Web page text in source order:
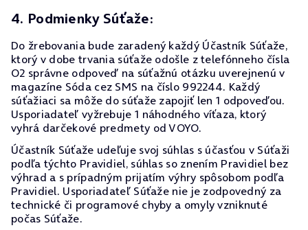
4. Podmienky Súťaže:
Do žrebovania bude zaradený každý Účastník Súťaže,
ktorý v dobe trvania súťaže odošle z telefónneho čísla
O2 správne odpoveď na súťažnú otázku uverejnenú v
magazíne Sóda cez SMS na číslo 992244. Každý
súťažiaci sa môže do súťaže zapojiť len 1 odpoveďou.
Usporiadateľ vyžrebuje 1 náhodného víťaza, ktorý
vyhrá darčekové predmety od VOYO.
Účastník Súťaže udeľuje svoj súhlas s účasťou v Súťaži
podľa týchto Pravidiel, súhlas so znením Pravidiel bez
výhrad a s prípadným prijatím výhry spôsobom podľa
Pravidiel. Usporiadateľ Súťaže nie je zodpovedný za
technické či programové chyby a omyly vzniknuté
počas Súťaže.